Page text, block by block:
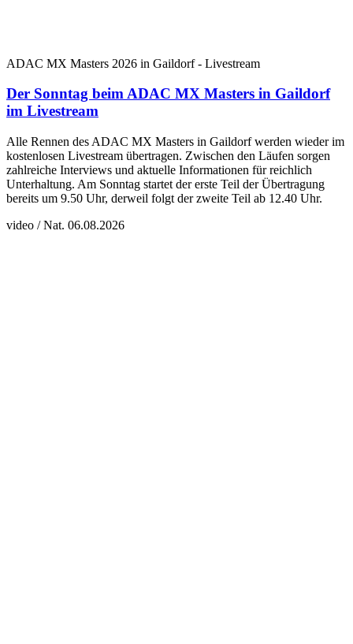
ADAC MX Masters 2026 in Gaildorf - Livestream
Der Sonntag beim ADAC MX Masters in Gaildorf
im Livestream
Alle Rennen des ADAC MX Masters in Gaildorf werden wieder im
kostenlosen Livestream übertragen. Zwischen den Läufen sorgen
zahlreiche Interviews und aktuelle Informationen für reichlich
Unterhaltung. Am Sonntag startet der erste Teil der Übertragung
bereits um 9.50 Uhr, derweil folgt der zweite Teil ab 12.40 Uhr.
video / Nat. 06.08.2026